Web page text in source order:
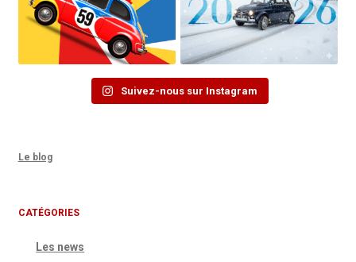
Suivez-nous sur Instagram
Le blog
CATÉGORIES
Les news